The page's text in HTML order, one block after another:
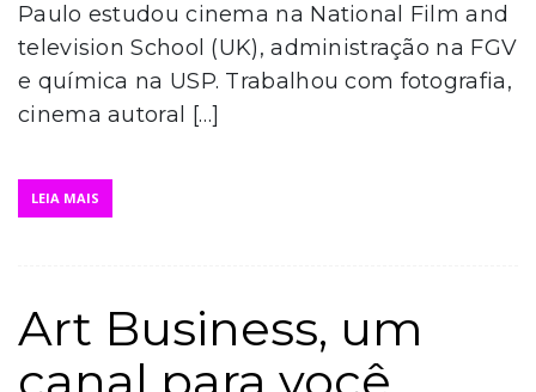
Paulo estudou cinema na National Film and
television School (UK), administração na FGV
e química na USP. Trabalhou com fotografia,
cinema autoral […]
LEIA MAIS
Art Business, um